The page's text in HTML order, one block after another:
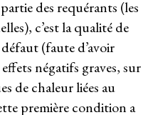
des requérants (les
c’est la qualité de
(faute d’avoir
négatifs graves, sur
de chaleur liées au
première condition a